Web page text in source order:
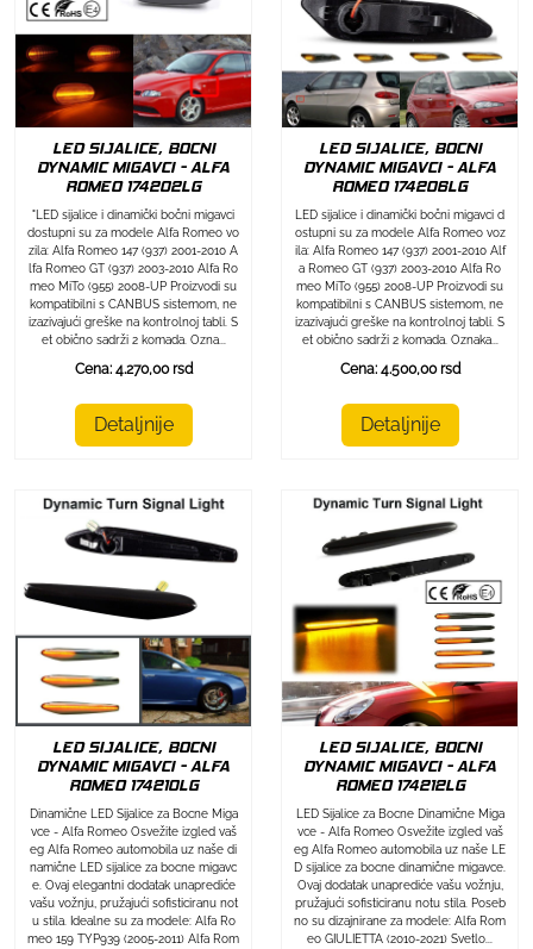
LED SIJALICE, BOCNI
DYNAMIC MIGAVCI - ALFA
ROMEO 174202LG
"LED sijalice i dinamički bočni migavci
dostupni su za modele Alfa Romeo vo
zila: Alfa Romeo 147 (937) 2001-2010 A
lfa Romeo GT (937) 2003-2010 Alfa Ro
meo MiTo (955) 2008-UP Proizvodi su
kompatibilni s CANBUS sistemom, ne
izazivajući greške na kontrolnoj tabli. S
et obično sadrži 2 komada. Ozna...
Cena: 4.270,00 rsd
Detaljnije
LED SIJALICE, BOCNI
DYNAMIC MIGAVCI - ALFA
ROMEO 174206LG
LED sijalice i dinamički bočni migavci d
ostupni su za modele Alfa Romeo voz
ila: Alfa Romeo 147 (937) 2001-2010 Alf
a Romeo GT (937) 2003-2010 Alfa Ro
meo MiTo (955) 2008-UP Proizvodi su
kompatibilni s CANBUS sistemom, ne
izazivajući greške na kontrolnoj tabli. S
et obično sadrži 2 komada. Oznaka...
Cena: 4.500,00 rsd
Detaljnije
LED SIJALICE, BOCNI
DYNAMIC MIGAVCI - ALFA
ROMEO 174210LG
Dinamične LED Sijalice za Bocne Miga
vce - Alfa Romeo Osvežite izgled vaš
eg Alfa Romeo automobila uz naše di
namične LED sijalice za bocne migavc
e. Ovaj elegantni dodatak unaprediće
vašu vožnju, pružajući sofisticiranu not
u stila. Idealne su za modele: Alfa Ro
meo 159 TYP939 (2005-2011) Alfa Rom
LED SIJALICE, BOCNI
DYNAMIC MIGAVCI - ALFA
ROMEO 174212LG
LED Sijalice za Bocne Dinamične Miga
vce - Alfa Romeo Osvežite izgled vaš
eg Alfa Romeo automobila uz naše LE
D sijalice za bocne dinamične migavce.
Ovaj dodatak unaprediće vašu vožnju,
pružajući sofisticiranu notu stila. Poseb
no su dizajnirane za modele: Alfa Rom
eo GIULIETTA (2010-2021) Svetlo...